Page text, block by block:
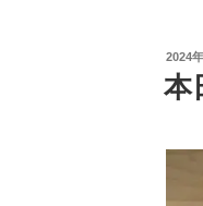
投
稿
日:
2024
本